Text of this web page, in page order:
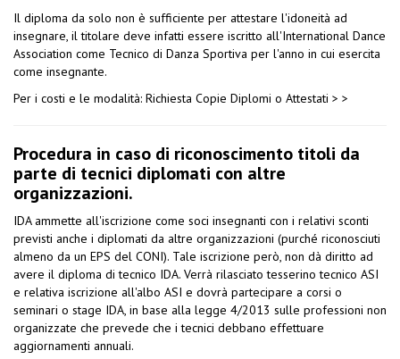
Il diploma da solo non è sufficiente per attestare l'idoneità ad
insegnare, il titolare deve infatti essere iscritto all'International Dance
Association come Tecnico di Danza Sportiva per l'anno in cui esercita
come insegnante.
Per i costi e le modalità: Richiesta Copie Diplomi o Attestati > >
Procedura in caso di riconoscimento titoli da
parte di tecnici diplomati con altre
organizzazioni.
IDA ammette all'iscrizione come soci insegnanti con i relativi sconti
previsti anche i diplomati da altre organizzazioni (purché riconosciuti
almeno da un EPS del CONI). Tale iscrizione però, non dà diritto ad
avere il diploma di tecnico IDA. Verrà rilasciato tesserino tecnico ASI
e relativa iscrizione all'albo ASI e dovrà partecipare a corsi o
seminari o stage IDA, in base alla legge 4/2013 sulle professioni non
organizzate che prevede che i tecnici debbano effettuare
aggiornamenti annuali.